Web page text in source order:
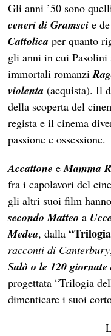
Gli anni ’50 sono
ceneri di Gramsci e
Cattolica per quanto
gli anni in cui
immortali romanzi
violenta (acquista). Il
della scoperta del
regista e il cinema
passione e ossessione.
Accattone eMamma
fra i capolavori del
gli altri suoi film
secondo Matteo a
Medea, dalla
racconti di Canterbury
Salò o le 120 giornate
progettata “Trilogia
dimenticare i suoi